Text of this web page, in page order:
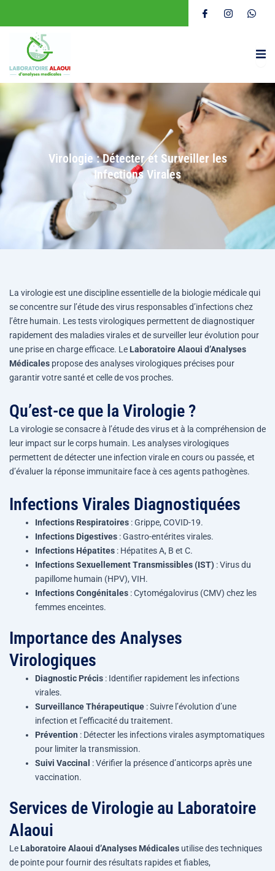
Virologie : Détecter et Surveiller les
Infections Virales
La virologie est une discipline essentielle de la biologie médicale qui
se concentre sur l’étude des virus responsables d’infections chez
l’être humain. Les tests virologiques permettent de diagnostiquer
rapidement des maladies virales et de surveiller leur évolution pour
une prise en charge efficace. Le Laboratoire Alaoui d’Analyses
Médicales propose des analyses virologiques précises pour
garantir votre santé et celle de vos proches.
Qu’est-ce que la Virologie ?
La virologie se consacre à l’étude des virus et à la compréhension de
leur impact sur le corps humain. Les analyses virologiques
permettent de détecter une infection virale en cours ou passée, et
d’évaluer la réponse immunitaire face à ces agents pathogènes.
Infections Virales Diagnostiquées
Infections Respiratoires : Grippe, COVID-19.
Infections Digestives : Gastro-entérites virales.
Infections Hépatites : Hépatites A, B et C.
Infections Sexuellement Transmissibles (IST) : Virus du
papillome humain (HPV), VIH.
Infections Congénitales : Cytomégalovirus (CMV) chez les
femmes enceintes.
Importance des Analyses
Virologiques
Diagnostic Précis : Identifier rapidement les infections
virales.
Surveillance Thérapeutique : Suivre l’évolution d’une
infection et l’efficacité du traitement.
Prévention : Détecter les infections virales asymptomatiques
pour limiter la transmission.
Suivi Vaccinal : Vérifier la présence d’anticorps après une
vaccination.
Services de Virologie au Laboratoire
Alaoui
Le Laboratoire Alaoui d’Analyses Médicales utilise des techniques
de pointe pour fournir des résultats rapides et fiables,